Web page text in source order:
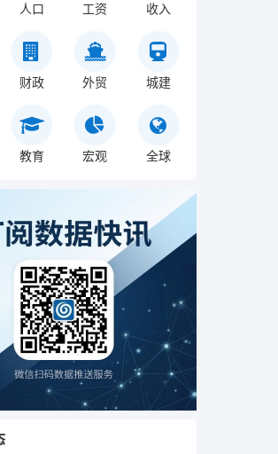
人口 工资 收入
财政 外贸 城建
教育 宏观 全球